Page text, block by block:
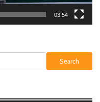
03:54
Search